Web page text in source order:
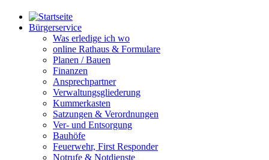
Bürgerservice
Was erledige ich wo
online Rathaus & Formulare
Planen / Bauen
Finanzen
Ansprechpartner
Verwaltungsgliederung
Kummerkasten
Satzungen & Verordnungen
Ver- und Entsorgung
Bauhöfe
Feuerwehr, First Responder
Notrufe & Notdienste